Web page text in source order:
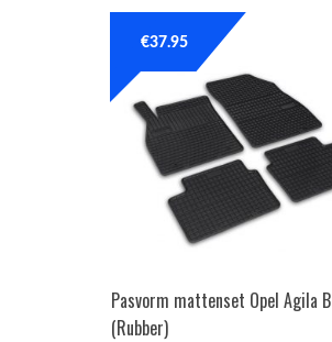
Pasvorm mattenset Opel Agila B
(Rubber)
€37.95